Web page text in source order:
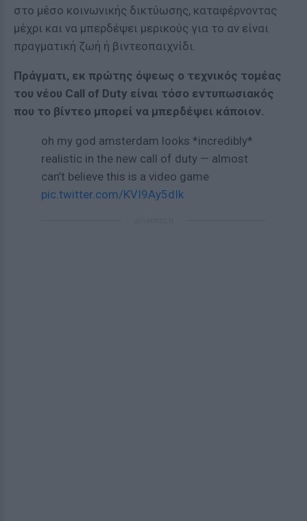
στο μέσο κοινωνικής δικτύωσης, καταφέρνοντας
μέχρι και να μπερδέψει μερικούς για το αν είναι
πραγματική ζωή ή βιντεοπαιχνίδι.
Πράγματι, εκ πρώτης όψεως ο τεχνικός τομέας
του νέου Call of Duty είναι τόσο εντυπωσιακός
που το βίντεο μπορεί να μπερδέψει κάποιον.
oh my god amsterdam looks *incredibly*
realistic in the new call of duty — almost
can’t believe this is a video game
pic.twitter.com/KVI9Ay5dIk